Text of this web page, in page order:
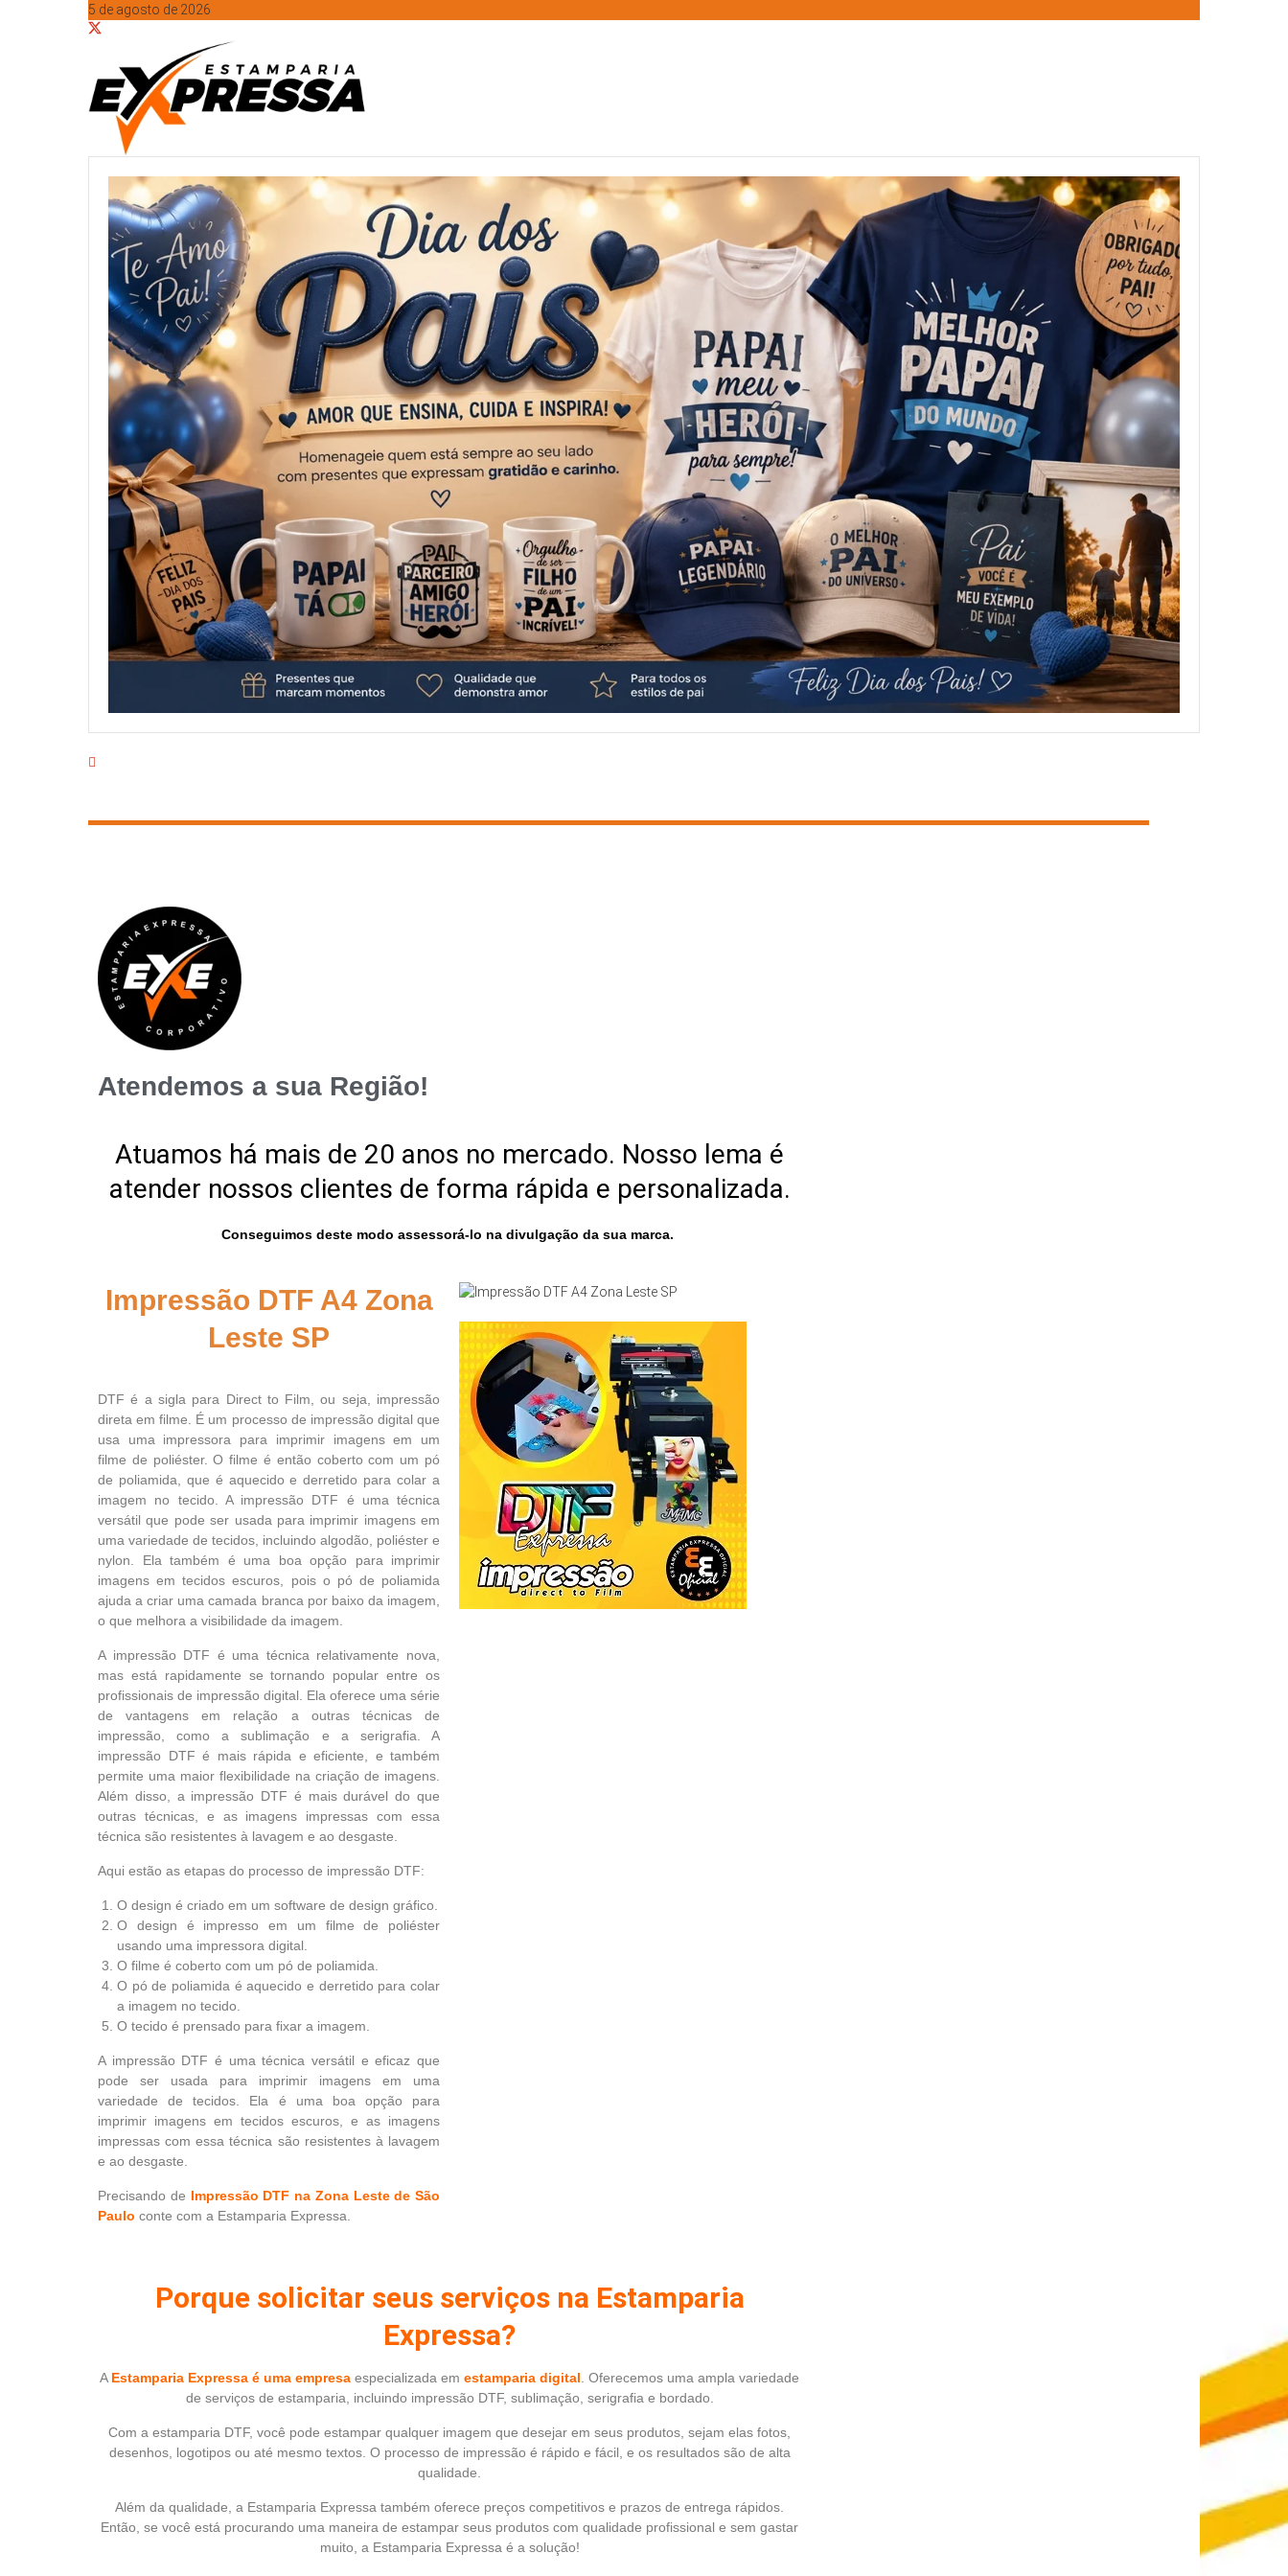
5 de agosto de 2026
Atendemos a sua Região!
Atuamos há mais de 20 anos no mercado. Nosso lema é
atender nossos clientes de forma rápida e personalizada.
Conseguimos deste modo assessorá-lo na divulgação da sua marca.
Impressão DTF A4 Zona
Leste SP
DTF é a sigla para Direct to Film, ou seja, impressão
direta em filme. É um processo de impressão digital que
usa uma impressora para imprimir imagens em um
filme de poliéster. O filme é então coberto com um pó
de poliamida, que é aquecido e derretido para colar a
imagem no tecido. A impressão DTF é uma técnica
versátil que pode ser usada para imprimir imagens em
uma variedade de tecidos, incluindo algodão, poliéster e
nylon. Ela também é uma boa opção para imprimir
imagens em tecidos escuros, pois o pó de poliamida
ajuda a criar uma camada branca por baixo da imagem,
o que melhora a visibilidade da imagem.
A impressão DTF é uma técnica relativamente nova,
mas está rapidamente se tornando popular entre os
profissionais de impressão digital. Ela oferece uma série
de vantagens em relação a outras técnicas de
impressão, como a sublimação e a serigrafia. A
impressão DTF é mais rápida e eficiente, e também
permite uma maior flexibilidade na criação de imagens.
Além disso, a impressão DTF é mais durável do que
outras técnicas, e as imagens impressas com essa
técnica são resistentes à lavagem e ao desgaste.
Aqui estão as etapas do processo de impressão DTF:
O design é criado em um software de design gráfico.
O design é impresso em um filme de poliéster
usando uma impressora digital.
O filme é coberto com um pó de poliamida.
O pó de poliamida é aquecido e derretido para colar
a imagem no tecido.
O tecido é prensado para fixar a imagem.
A impressão DTF é uma técnica versátil e eficaz que
pode ser usada para imprimir imagens em uma
variedade de tecidos. Ela é uma boa opção para
imprimir imagens em tecidos escuros, e as imagens
impressas com essa técnica são resistentes à lavagem
e ao desgaste.
Precisando de Impressão DTF na Zona Leste de São
Paulo conte com a Estamparia Expressa.
Porque solicitar seus serviços na Estamparia
Expressa?
A Estamparia Expressa é uma empresa especializada em estamparia digital. Oferecemos uma ampla variedade
de serviços de estamparia, incluindo impressão DTF, sublimação, serigrafia e bordado.
Com a estamparia DTF, você pode estampar qualquer imagem que desejar em seus produtos, sejam elas fotos,
desenhos, logotipos ou até mesmo textos. O processo de impressão é rápido e fácil, e os resultados são de alta
qualidade.
Além da qualidade, a Estamparia Expressa também oferece preços competitivos e prazos de entrega rápidos.
Então, se você está procurando uma maneira de estampar seus produtos com qualidade profissional e sem gastar
muito, a Estamparia Expressa é a solução!